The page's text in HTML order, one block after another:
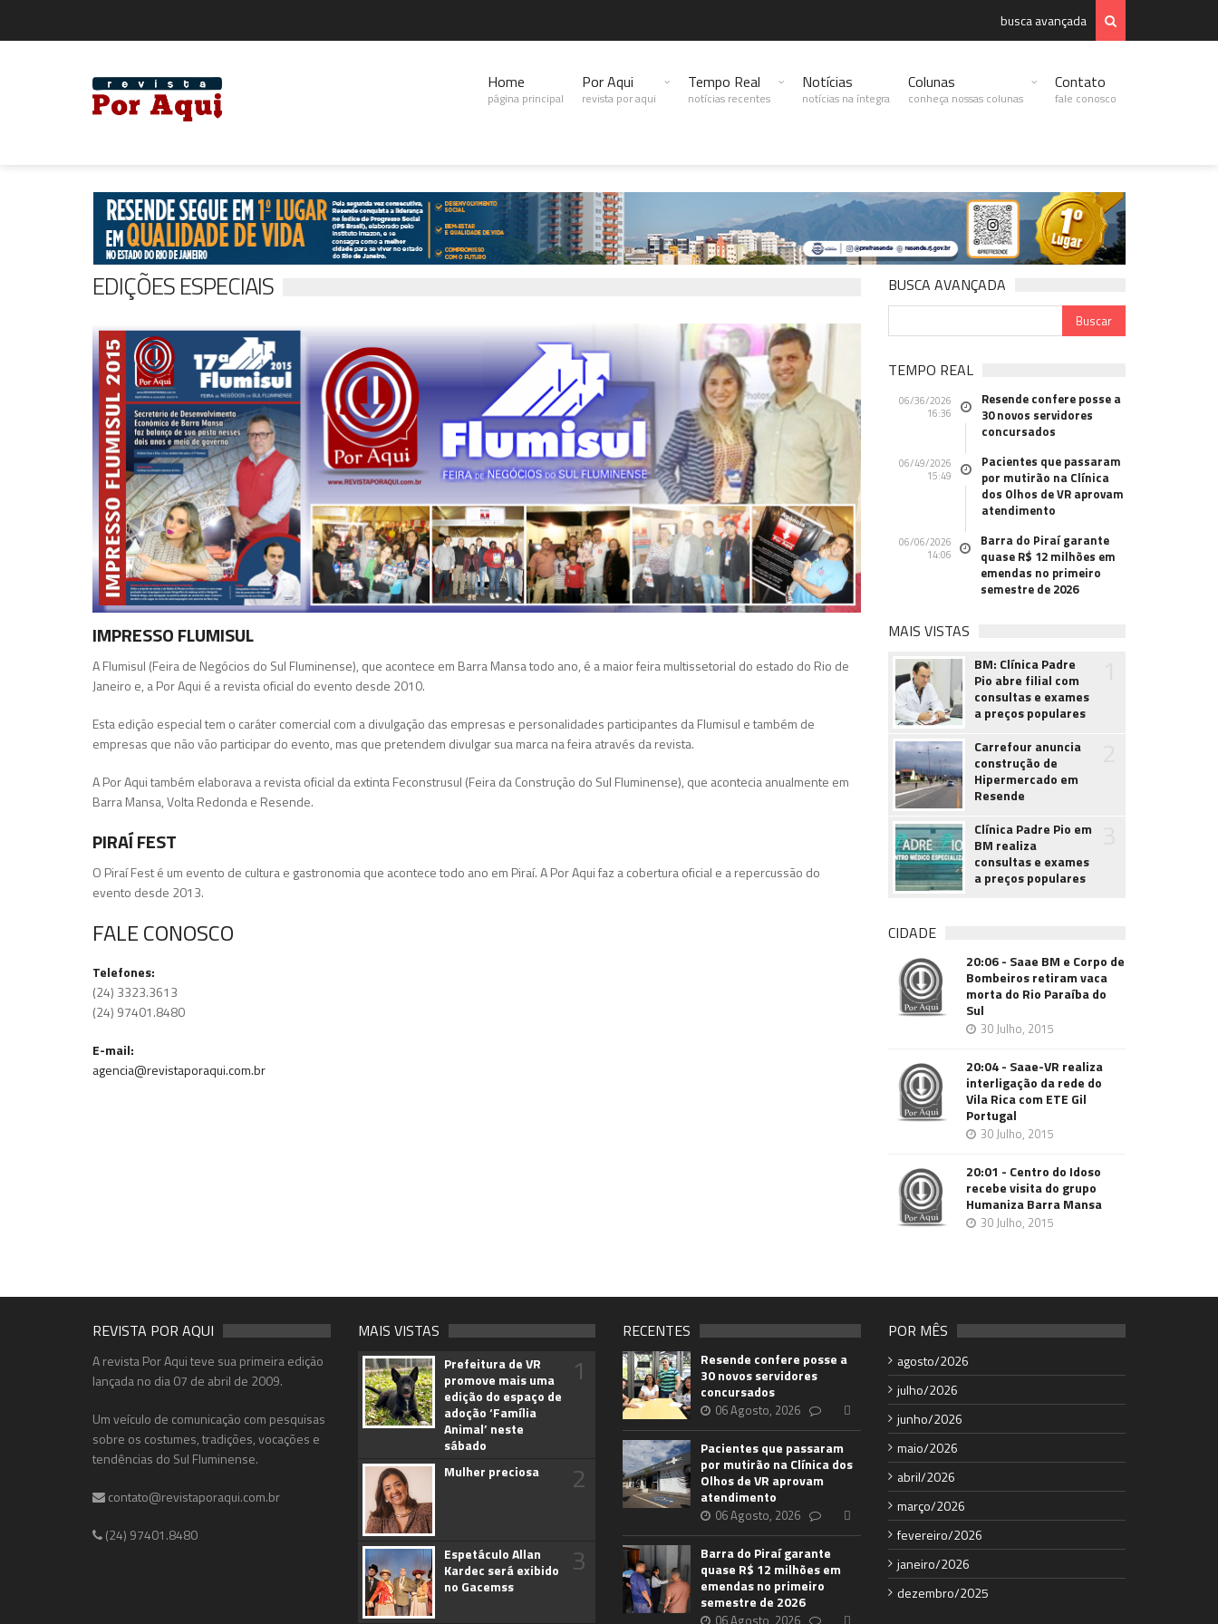
busca avançada
Home
página principal
Por Aqui
revista por aqui
Tempo Real
notícias recentes
Notícias
notícias na íntegra
Colunas
conheça nossas colunas
Contato
fale conosco
EDIÇÕES ESPECIAIS
IMPRESSO FLUMISUL
A Flumisul (Feira de Negócios do Sul Fluminense), que acontece em Barra Mansa todo ano, é a maior feira multissetorial do estado do Rio de
Janeiro e, a Por Aqui é a revista oficial do evento desde 2010.
Esta edição especial tem o caráter comercial com a divulgação das empresas e personalidades participantes da Flumisul e também de
empresas que não vão participar do evento, mas que pretendem divulgar sua marca na feira através da revista.
A Por Aqui também elaborava a revista oficial da extinta Feconstrusul (Feira da Construção do Sul Fluminense), que acontecia anualmente em
Barra Mansa, Volta Redonda e Resende.
PIRAÍ FEST
O Piraí Fest é um evento de cultura e gastronomia que acontece todo ano em Piraí. A Por Aqui faz a cobertura oficial e a repercussão do
evento desde 2013.
FALE CONOSCO
Telefones:
(24) 3323.3613
(24) 97401.8480
E-mail:
agencia@revistaporaqui.com.br
BUSCA AVANÇADA
TEMPO REAL
06/36/2026
16:36
Resende confere posse a
30 novos servidores
concursados
06/49/2026
15:49
Pacientes que passaram
por mutirão na Clínica
dos Olhos de VR aprovam
atendimento
06/06/2026
14:06
Barra do Piraí garante
quase R$ 12 milhões em
emendas no primeiro
semestre de 2026
MAIS VISTAS
BM: Clínica Padre
Pio abre filial com
consultas e exames
a preços populares
Carrefour anuncia
construção de
Hipermercado em
Resende
Clínica Padre Pio em
BM realiza
consultas e exames
a preços populares
CIDADE
20:06 - Saae BM e Corpo de
Bombeiros retiram vaca
morta do Rio Paraíba do
Sul
30 Julho, 2015
20:04 - Saae-VR realiza
interligação da rede do
Vila Rica com ETE Gil
Portugal
30 Julho, 2015
20:01 - Centro do Idoso
recebe visita do grupo
Humaniza Barra Mansa
30 Julho, 2015
REVISTA POR AQUI
A revista Por Aqui teve sua primeira edição
lançada no dia 07 de abril de 2009.
Um veículo de comunicação com pesquisas
sobre os costumes, tradições, vocações e
tendências do Sul Fluminense.
contato@revistaporaqui.com.br
(24) 97401.8480
MAIS VISTAS
Prefeitura de VR
promove mais uma
edição do espaço de
adoção ‘Família
Animal’ neste
sábado
1
Mulher preciosa 2
Espetáculo Allan
Kardec será exibido
no Gacemss
3
RECENTES
Resende confere posse a
30 novos servidores
concursados
06 Agosto, 2026
Pacientes que passaram
por mutirão na Clínica dos
Olhos de VR aprovam
atendimento
06 Agosto, 2026
Barra do Piraí garante
quase R$ 12 milhões em
emendas no primeiro
semestre de 2026
06 Agosto, 2026
POR MÊS
agosto/2026
julho/2026
junho/2026
maio/2026
abril/2026
março/2026
fevereiro/2026
janeiro/2026
dezembro/2025